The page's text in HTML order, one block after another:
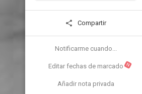
Compartir
Notificarme cuando...
Editar fechas de marcado N
Añadir nota privada